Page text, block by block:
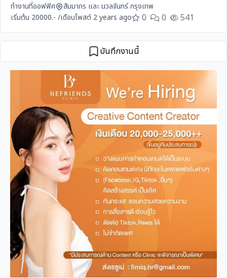
ทำงานที่ออฟฟิศ
สัมมากร และ นวลจันทร์ กรุงเทพ
เริ่มต้น 20000.- /เดือนโพสต์ 2 years ago 0 0 541
บันทึกงานนี้